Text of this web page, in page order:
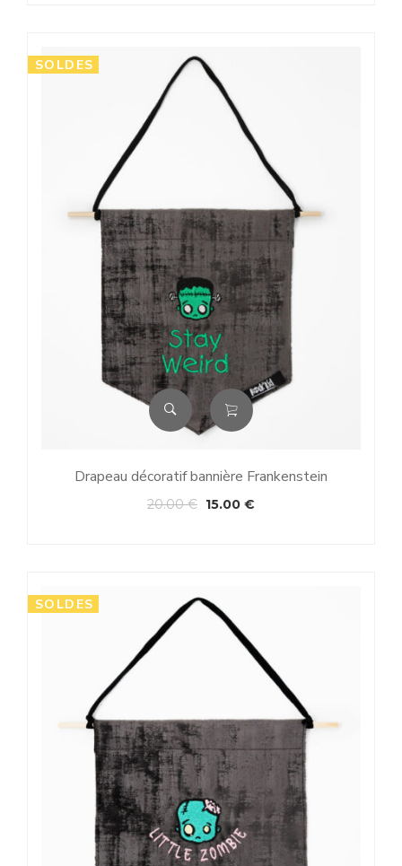
SOLDES
Drapeau décoratif bannière Frankenstein
20.00€ 15.00 €
SOLDES